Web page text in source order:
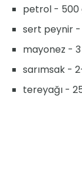
petrol - 500
sert peynir -
mayonez - 3
sarımsak -
tereyağı -